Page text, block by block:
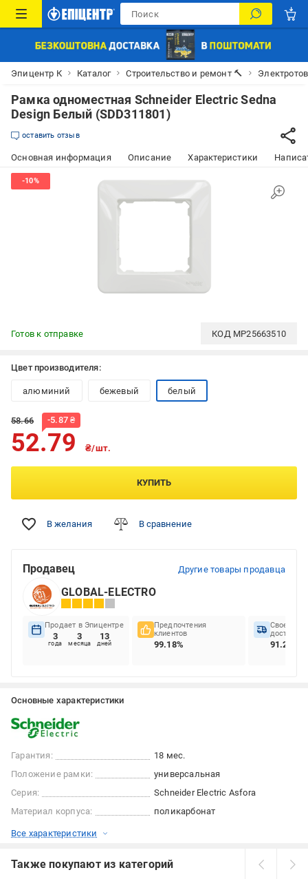
Эпицентр К Каталог Строительство и ремонт 🔨
Рамка одноместная Schneider Electric Sedna
Design Белый (SDD311801)
оставить отзыв
Основная информация Описание Характеристики
Готов к отправке КОД MP25663510
Цвет производителя:
алюминий бежевый белый
58.66 -5.87 ₴
52.79 ₴/шт.
КУПИТЬ
В желания В сравнение
Продавец Другие товары продавца
GLOBAL-ELECTRO
Продает в Эпицентре
3
года
3
месяца
13
дней
Предпочтения
клиентов
99.18%
доставок
91.28%
Основные характеристики
Гарантия:
18 мес.
Положение рамки:
универсальная
Серия:
Schneider Electric Asfora
Материал корпуса:
поликарбонат
Все характеристики
Также покупают из категорий